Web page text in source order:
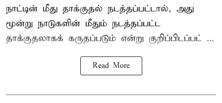
நாட்டின் மீது தாக்குதல் நடத்தப்பட்டால், அது
மூன்று நாடுகளின் மீதும் நடத்தப்பட்ட
தாக்குதலாகக் கருதப்படும் என்று குறிப்பிடப்பட் ...
Read More